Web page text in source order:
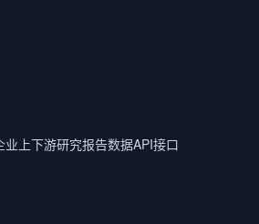
业上下游研究报告数据API接口